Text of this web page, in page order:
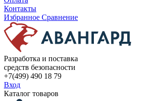
Контакты
Избранное Сравнение
Разработка и поставка
средств безопасности
+7(499) 490 18 79
Вход
Каталог товаров